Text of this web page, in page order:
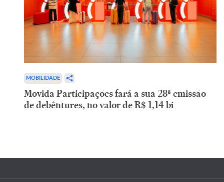
MOBILIDADE
Movida Participações fará a sua 28ª emissão
de debêntures, no valor de R$ 1,14 bi